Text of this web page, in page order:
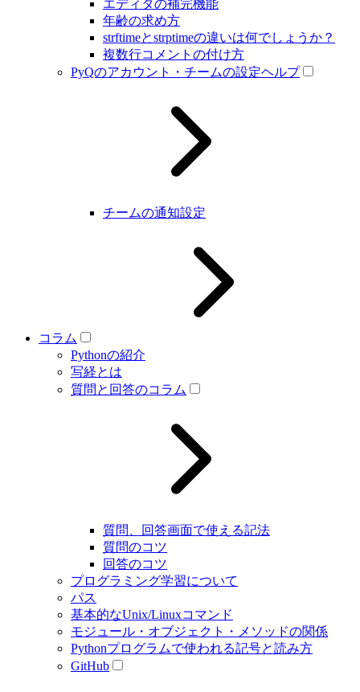
エディタの補完機能
年齢の求め方
strftimeとstrptimeの違いは何でしょうか？
複数行コメントの付け方
PyQのアカウント・チームの設定ヘルプ
チームの通知設定
コラム
Pythonの紹介
写経とは
質問と回答のコラム
質問、回答画面で使える記法
質問のコツ
回答のコツ
プログラミング学習について
パス
基本的なUnix/Linuxコマンド
モジュール・オブジェクト・メソッドの関係
Pythonプログラムで使われる記号と読み方
GitHub